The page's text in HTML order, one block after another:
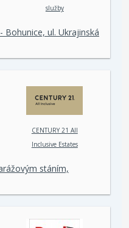
služby
Bohunice, ul. Ukrajinská
CENTURY 21 All
Inclusive Estates
stáním,